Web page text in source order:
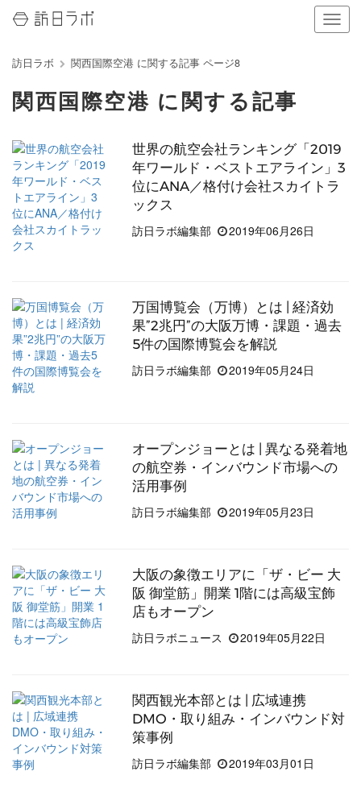
ナ
ビ
表
示
を
訪日ラボ 関西国際空港 に関する記事 ページ8
関西国際空港 に関する記事
世界の航空会社ランキング「2019
年ワールド・ベストエアライン」3
位にANA／格付け会社スカイトラ
ックス
訪日ラボ編集部
2019年06月26日
万国博覧会（万博）とは | 経済効
果”2兆円”の大阪万博・課題・過去
5件の国際博覧会を解説
訪日ラボ編集部
2019年05月24日
オープンジョーとは | 異なる発着地
の航空券・インバウンド市場への
活用事例
訪日ラボ編集部
2019年05月23日
大阪の象徴エリアに「ザ・ビー 大
阪 御堂筋」開業 1階には高級宝飾
店もオープン
訪日ラボニュース
2019年05月22日
関西観光本部とは | 広域連携
DMO・取り組み・インバウンド対
策事例
訪日ラボ編集部
2019年03月01日